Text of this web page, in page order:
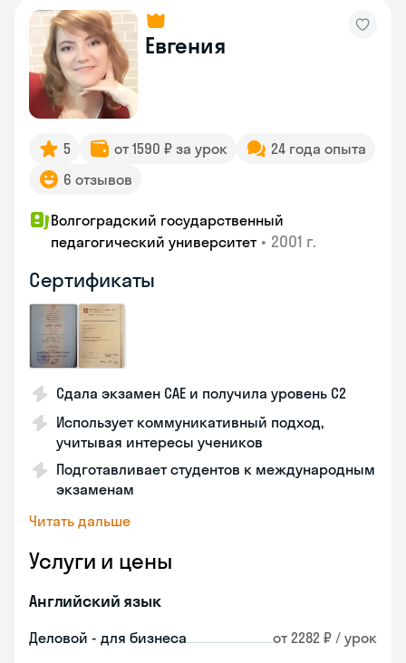
Евгения
5 от 1590 ₽ за урок
24 года опыта
6 отзывов
Волгоградский государственный
педагогический университет • 2001 г.
Сертификаты
Сдала экзамен CAE и получила уровень С2
Использует коммуникативный подход,
учитывая интересы учеников
Подготавливает студентов к международным
экзаменам
Читать дальше
Услуги и цены
Английский язык
Деловой - для бизнеса от 2282 ₽ / урок